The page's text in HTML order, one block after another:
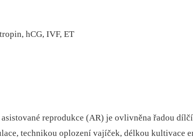
hCG, IVF, ET
asistované reprodukce (AR) je ovlivněna řadou
technikou oplození vajíček, délkou kultivace